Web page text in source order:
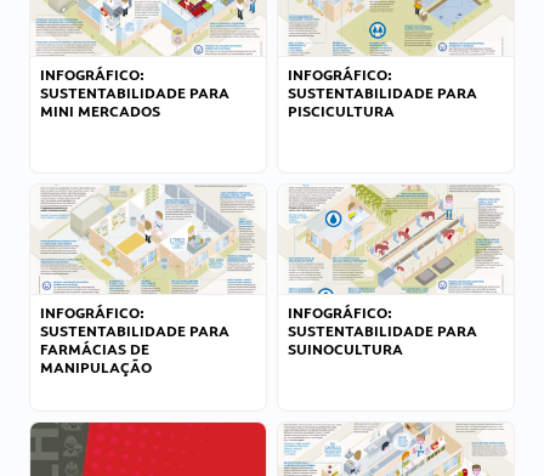
INFOGRÁFICO:
SUSTENTABILIDADE PARA
MINI MERCADOS
INFOGRÁFICO:
SUSTENTABILIDADE PARA
PISCICULTURA
INFOGRÁFICO:
SUSTENTABILIDADE PARA
FARMÁCIAS DE
MANIPULAÇÃO
INFOGRÁFICO:
SUSTENTABILIDADE PARA
SUINOCULTURA